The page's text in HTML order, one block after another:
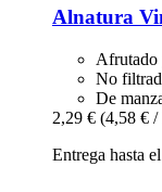
Alnatura
Afrutado
No
De
2,29 € (4,58 € /
Entrega hasta